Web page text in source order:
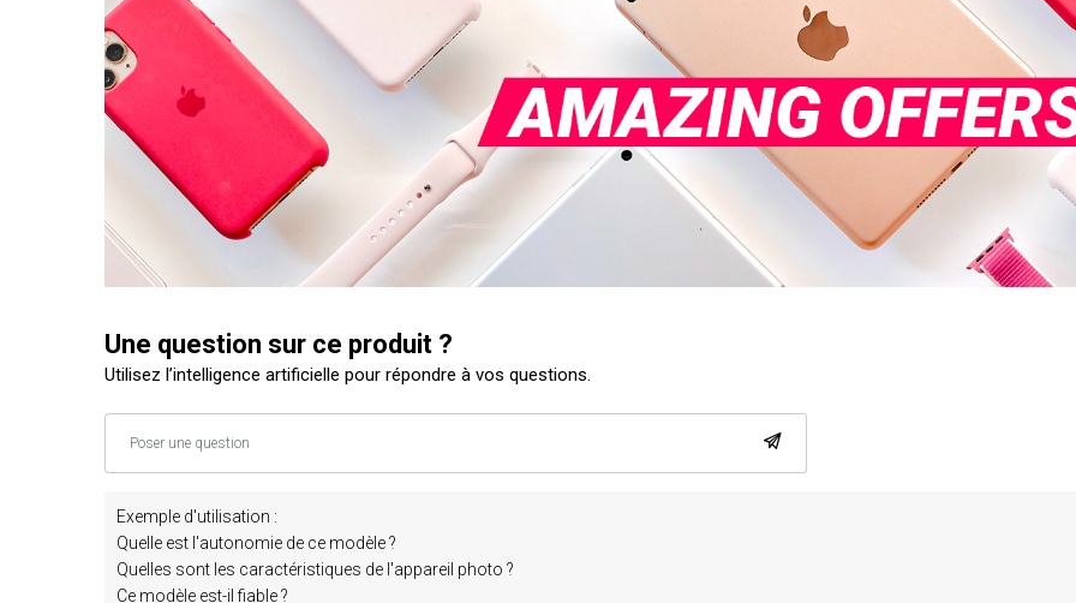
Une question sur ce produit ?
Utilisez l’intelligence artificielle pour répondre à vos questions.
Exemple d'utilisation :
Quelle est l'autonomie de ce modèle ?
Quelles sont les caractéristiques de l'appareil photo ?
Ce modèle est-il fiable ?